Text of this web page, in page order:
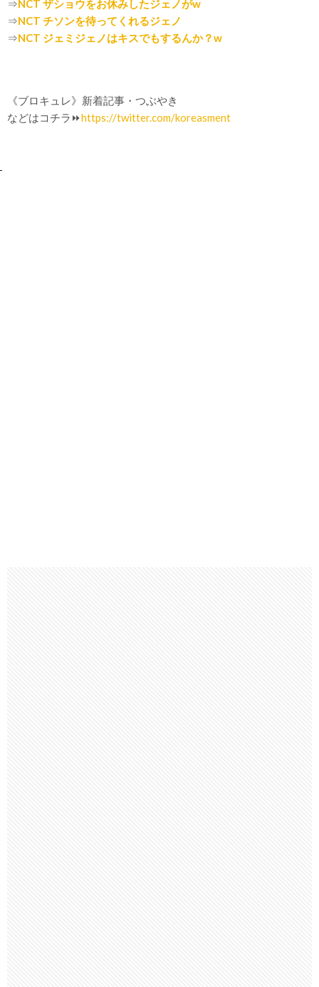
⇒NCT ザショウをお休みしたジェノがw
⇒NCT チソンを待ってくれるジェノ
⇒NCT ジェミジェノはキスでもするんか？w
《ブロキュレ》新着記事・つぶやき
などはコチラ⏩https://twitter.com/koreasment